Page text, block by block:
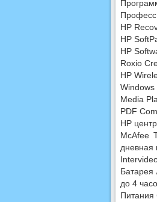
HP
HP
HP
Roxio
HP
Media
PDF
HP
McAfee
дневная
Батарея
до 4
Питания